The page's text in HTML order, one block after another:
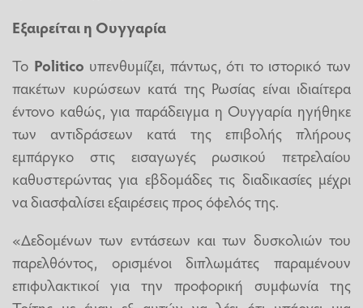
Εξαιρείται η Ουγγαρία
Το Politico υπενθυμίζει, πάντως, ότι το ιστορικό των
πακέτων κυρώσεων κατά της Ρωσίας είναι ιδιαίτερα
έντονο καθώς, για παράδειγμα η Ουγγαρία ηγήθηκε
των αντιδράσεων κατά της επιβολής πλήρους
εμπάργκο στις εισαγωγές ρωσικού πετρελαίου
καθυστερώντας για εβδομάδες τις διαδικασίες μέχρι
να διασφαλίσει εξαιρέσεις προς όφελός της.
«Δεδομένων των εντάσεων και των δυσκολιών του
παρελθόντος, ορισμένοι διπλωμάτες παραμένουν
επιφυλακτικοί για την προφορική συμφωνία της